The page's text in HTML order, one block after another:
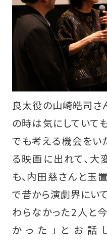
良太役の山崎皓司さ
の時は気にしていて
でも考える機会をい
る映画に出れて、大
も、内田慈さんと玉
で昔から演劇界にい
わらなかった2人と
かった」とお話